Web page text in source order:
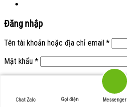
Chat Zalo Gọi điện Messenger
Đăng nhập
Tên tài khoản hoặc địa chỉ email *
Mật khẩu *
Đăng nhập
Quên mật khẩu?